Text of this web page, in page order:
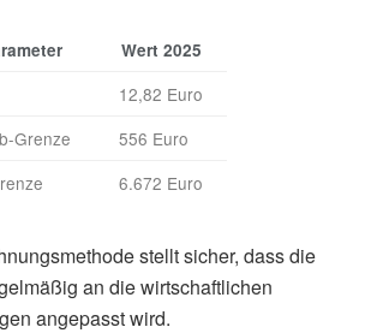
Wert 2025
12,82 Euro
Grenze
556 Euro
6.672 Euro
stellt sicher, dass die
an die wirtschaftlichen
angepasst wird.